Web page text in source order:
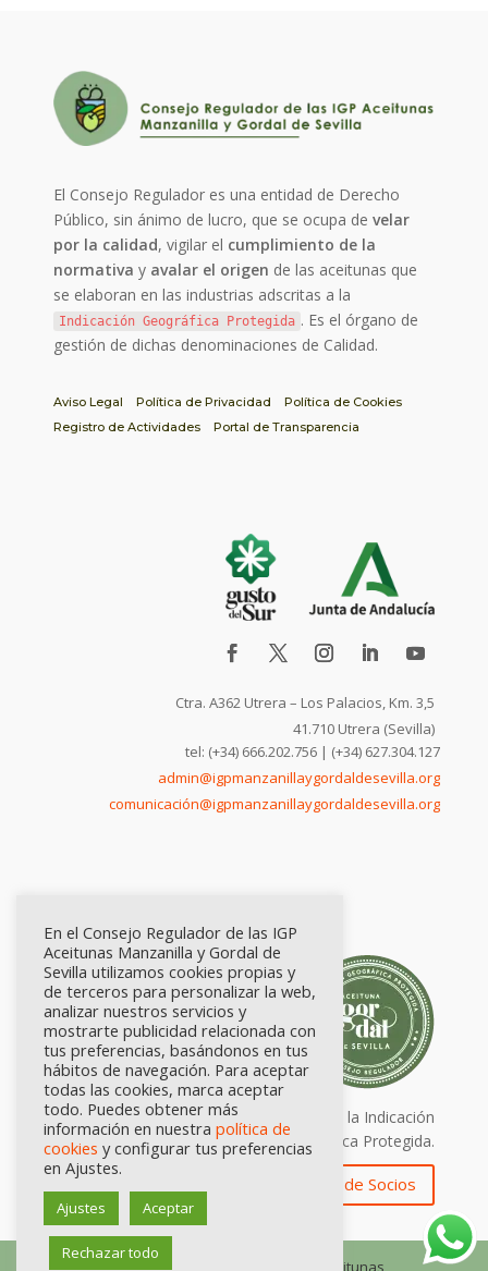
El Consejo Regulador es una entidad de Derecho
Público, sin ánimo de lucro, que se ocupa develar
por la calidad, vigilar el cumplimiento de la
normativa y avalar el origen de las aceitunas que
se elaboran en las industrias adscritas a la
Indicación Geográfica Protegida . Es el órgano de
gestión de dichas denominaciones de Calidad.
Aviso Legal Política de Privacidad
Política de Cookies
Registro de Actividades
Portal de Transparencia
Ctra. A362 Utrera – Los Palacios, Km. 3,5
41.710 Utrera (Sevilla)
tel: (+34) 666.202.756 | (+34) 627.304.127
admin@igpmanzanillaygordaldesevilla.org
comunicación@igpmanzanillaygordaldesevilla.org
Calidad certificada por Origen. Sellos de la Indicación
Geográfica Protegida.
Zona de Socios
© Consejo Regulador de las IGP Aceitunas
En el Consejo Regulador de las IGP
Aceitunas Manzanilla y Gordal de
Sevilla utilizamos cookies propias y
de terceros para personalizar la web,
analizar nuestros servicios y
mostrarte publicidad relacionada con
tus preferencias, basándonos en tus
hábitos de navegación. Para aceptar
todas las cookies, marca aceptar
todo. Puedes obtener más
información en nuestra política de
cookies y configurar tus preferencias
en Ajustes.
Ajustes Aceptar
Rechazar todo